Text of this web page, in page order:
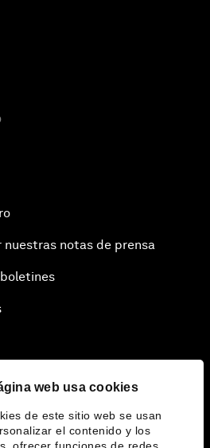
web usa cookies
de este sitio web se usan
el contenido y los
nuestras notas de prensa